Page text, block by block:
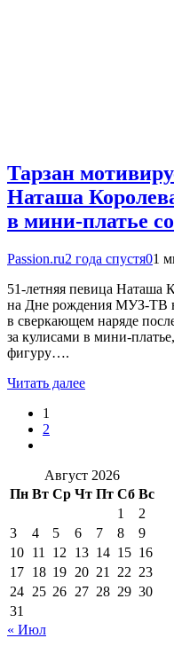
Тарзан
Наташа
в мини-платье
Passion.ru2 года спустя01
51-летняя певица Наташа
на Дне рождения МУЗ-ТВ
в сверкающем наряде
за кулисами в мини-
фигуру….
Читать далее
1
2
Август 2026
Пн Вт Ср Чт Пт Сб Вс
1
2
3
4 5 6 7 8
9
10 11 12 13 14 15 16
17 18 19 20 21 22 23
24 25 26 27 28 29 30
31
« Июл